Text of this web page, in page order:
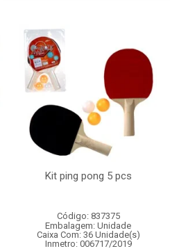
Kit ping pong 5 pcs
Código: 837375
Embalagem: Unidade
Caixa Com: 36 Unidade(s)
Inmetro: 006717/2019